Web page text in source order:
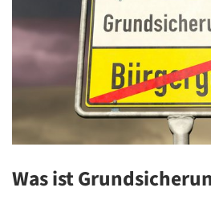
Was ist